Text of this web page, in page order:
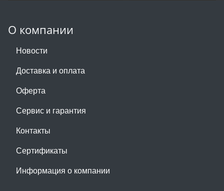
О компании
Новости
Доставка и оплата
Оферта
Сервис и гарантия
Контакты
Сертификаты
Информация о компании